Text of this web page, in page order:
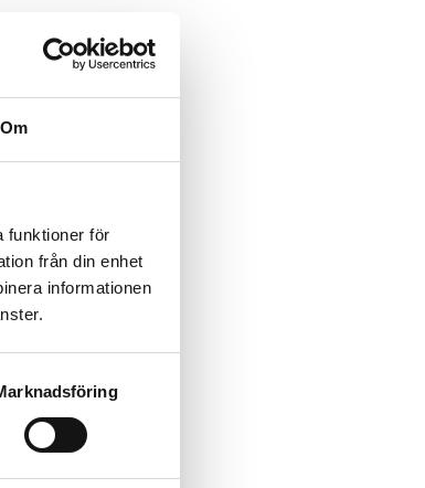
Om
funktioner för
från din enhet
informationen